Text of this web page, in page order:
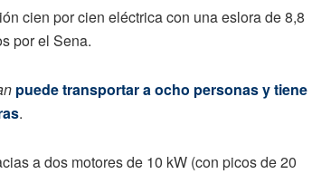
cien por cien eléctrica con una eslora de 8,8
por el Sena.
puede transportar a ocho personas y tiene
.
a dos motores de 10 kW (con picos de 20